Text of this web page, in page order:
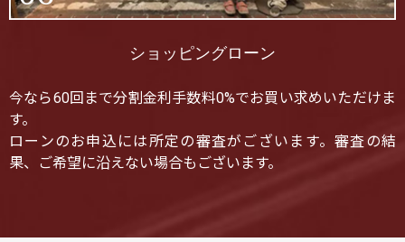
ショッピングローン
今なら60回まで分割金利手数料0%でお買い求めいただけま
す。
ローンのお申込には所定の審査がございます。審査の結
果、ご希望に沿えない場合もございます。